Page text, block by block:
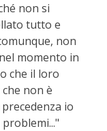
non si
tutto e
non
momento in
che il loro
non è
io